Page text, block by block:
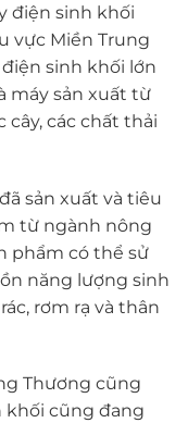
điện sinh khối
vực Miền Trung
sinh khối lớn
máy sản xuất từ
cây, các chất thải
sản xuất và tiêu
từ ngành nông
phẩm có thể sử
năng lượng sinh
rơm rạ và thân
Thương cũng
khối cũng đang